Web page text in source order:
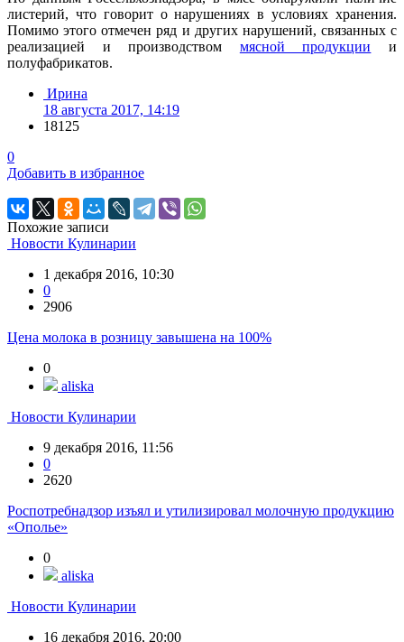
листерий, что говорит о нарушениях в условиях хранения.
Помимо этого отмечен ряд и других нарушений, связанных с
реализацией и производством мясной продукции и
полуфабрикатов.
Ирина
18 августа 2017, 14:19
18125
0
Добавить в избранное
Похожие записи
Новости Кулинарии
1 декабря 2016, 10:30
0
2906
Цена молока в розницу завышена на 100%
0
aliska
Новости Кулинарии
9 декабря 2016, 11:56
0
2620
Роспотребнадзор изъял и утилизировал молочную продукцию
«Ополье»
0
aliska
Новости Кулинарии
16 декабря 2016, 20:00